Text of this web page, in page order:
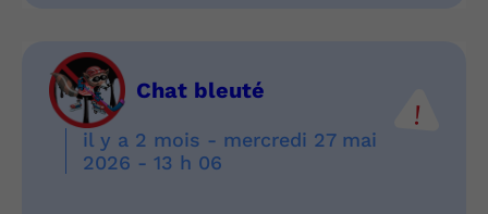
Chat bleuté
il y a 2 mois - mercredi 27 mai
2026 - 13 h 06